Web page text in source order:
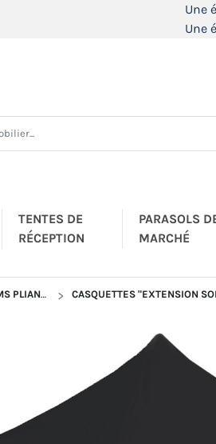
Une
Une
TENTES DE
RÉCEPTION
PARASOLS
MARCHÉ
PLIANTS CASQUETTES "EXTENSION